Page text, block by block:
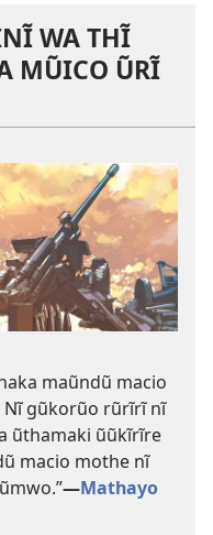
WA THĨ
MŨICO ŨRĨ
maũndũ macio
Nĩ gũkorũo rũrĩrĩ nĩ
ũthamaki ũũkĩrĩre
macio mothe nĩ
—Mathayo